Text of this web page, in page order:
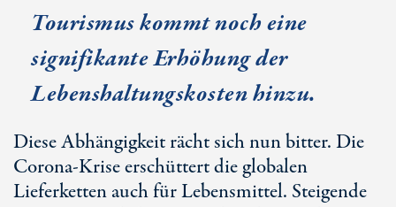
Tourismus kommt noch eine
signifikante Erhöhung der
Lebenshaltungskosten hinzu.
Diese Abhängigkeit rächt sich nun bitter. Die
Corona-Krise erschüttert die globalen
Lieferketten auch für Lebensmittel. Steigende